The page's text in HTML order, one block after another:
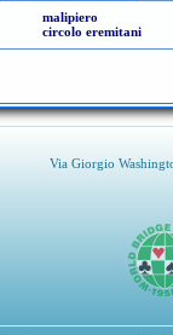
malipiero
circolo eremitani
Via Giorgio